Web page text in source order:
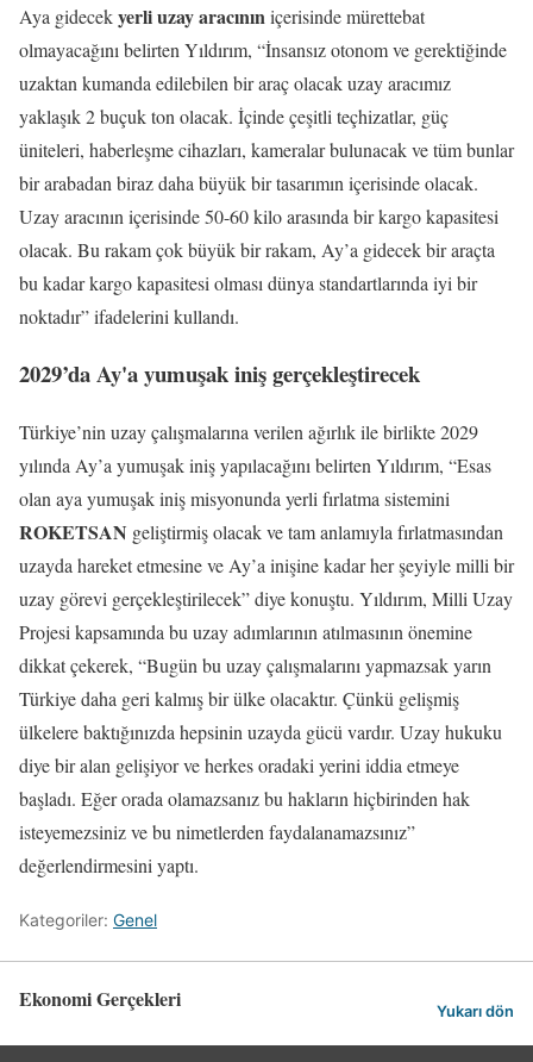
Aya gidecekyerli uzay aracınıniçerisinde mürettebat
olmayacağını belirten Yıldırım, “İnsansız otonom ve gerektiğinde
uzaktan kumanda edilebilen bir araç olacak uzay aracımız
yaklaşık 2 buçuk ton olacak. İçinde çeşitli teçhizatlar, güç
üniteleri, haberleşme cihazları, kameralar bulunacak ve tüm bunlar
bir arabadan biraz daha büyük bir tasarımın içerisinde olacak.
Uzay aracının içerisinde 50-60 kilo arasında bir kargo kapasitesi
olacak. Bu rakam çok büyük bir rakam, Ay’a gidecek bir araçta
bu kadar kargo kapasitesi olması dünya standartlarında iyi bir
noktadır” ifadelerini kullandı.
2029’da Ay'a yumuşak iniş gerçekleştirecek
Türkiye’nin uzay çalışmalarına verilen ağırlık ile birlikte 2029
yılında Ay’a yumuşak iniş yapılacağını belirten Yıldırım, “Esas
olan aya yumuşak iniş misyonunda yerli fırlatma sistemini
ROKETSAN geliştirmiş olacak ve tam anlamıyla fırlatmasından
uzayda hareket etmesine ve Ay’a inişine kadar her şeyiyle milli bir
uzay görevi gerçekleştirilecek” diye konuştu. Yıldırım, Milli Uzay
Projesi kapsamında bu uzay adımlarının atılmasının önemine
dikkat çekerek, “Bugün bu uzay çalışmalarını yapmazsak yarın
Türkiye daha geri kalmış bir ülke olacaktır. Çünkü gelişmiş
ülkelere baktığınızda hepsinin uzayda gücü vardır. Uzay hukuku
diye bir alan gelişiyor ve herkes oradaki yerini iddia etmeye
başladı. Eğer orada olamazsanız bu hakların hiçbirinden hak
isteyemezsiniz ve bu nimetlerden faydalanamazsınız”
değerlendirmesini yaptı.
Kategoriler: Genel
Ekonomi Gerçekleri Yukarı dön